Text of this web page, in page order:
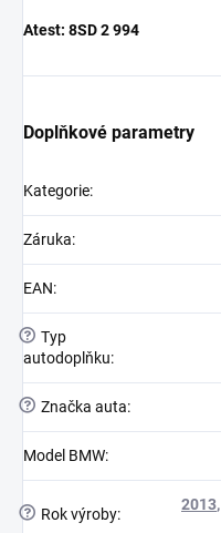
Atest: 8SD 2 994
Doplňkové parametry
Kategorie:
Záruka:
EAN:
? Typ
autodoplňku:
? Značka auta:
Model BMW:
? Rok výroby:
2013,